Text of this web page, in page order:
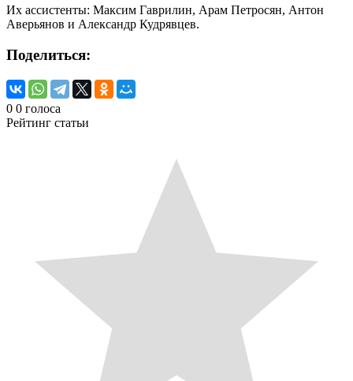
Их ассистенты: Максим Гаврилин, Арам Петросян, Антон
Аверьянов и Александр Кудрявцев.
Поделиться:
0 0 голоса
Рейтинг статьи